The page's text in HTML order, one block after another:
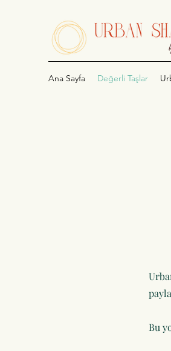
Ana Sayfa Değerli Taşlar
Bu